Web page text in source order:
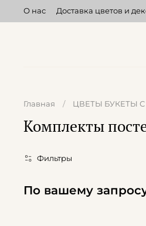
О нас Доставка цветов и
Главная ЦВЕТЫ БУКЕТЫ
Комплекты
Фильтры
По вашему